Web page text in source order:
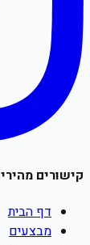
קישורים
דף הבית
מבצעים